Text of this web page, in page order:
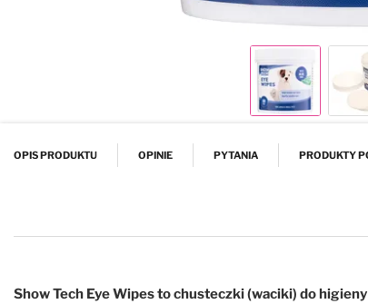
OPIS PRODUKTU OPINIE PYTANIA PRODUKTY
Show Tech Eye Wipes to chusteczki (waciki) do